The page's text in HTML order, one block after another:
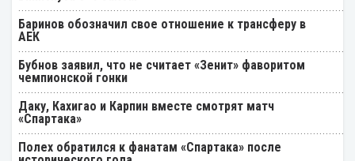
Баринов обозначил свое отношение к трансферу в
АЕК
Бубнов заявил, что не считает «Зенит» фаворитом
чемпионской гонки
Даку, Кахигао и Карпин вместе смотрят матч
«Спартака»
Полех обратился к фанатам «Спартака» после